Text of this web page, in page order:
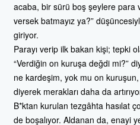
acaba, bir sürü boş şeylere para
versek batmayız ya?”
giriyor.
Parayı verip ilk bakan kişi; tepki
“Verdiğin on kuruşa değdi mi?”
ne kardeşim, yok mu on
diyerek merakları daha da
B*ktan kurulan tezgâhta hasılat
de boşalıyor. Aldanan da, enayi